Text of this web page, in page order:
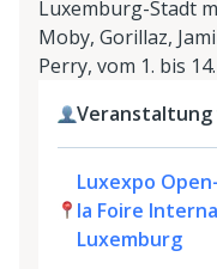
Luxemburg-Stadt
Moby, Gorillaz,
Perry, vom 1. bis
Luxexpo
la Foire
Luxemburg